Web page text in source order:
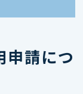
申請につ